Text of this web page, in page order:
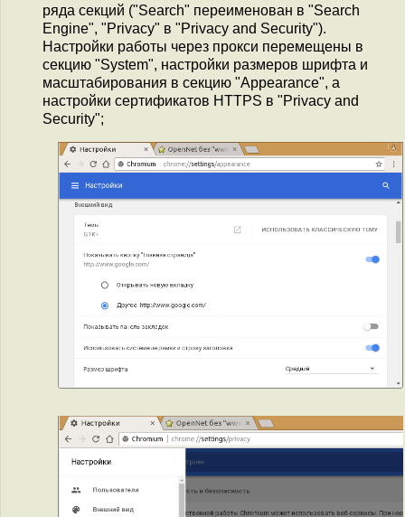
ряда секций ("Search" переименован в "Search
Engine", "Privacy" в "Privacy and Security").
Настройки работы через прокси перемещены в
секцию "System", настройки размеров шрифта и
масштабирования в секцию "Appearance", а
настройки сертификатов HTTPS в "Privacy and
Security";